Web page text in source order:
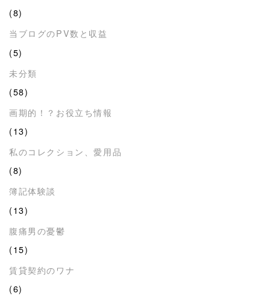
(8)
当ブログのPV数と収益
(5)
未分類
(58)
画期的！？お役立ち情報
(13)
私のコレクション、愛用品
(8)
簿記体験談
(13)
腹痛男の憂鬱
(15)
賃貸契約のワナ
(6)